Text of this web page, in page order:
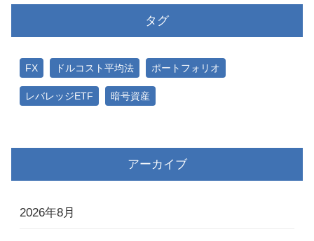
タグ
FX ドルコスト平均法 ポートフォリオ
レバレッジETF 暗号資産
アーカイブ
2026年8月